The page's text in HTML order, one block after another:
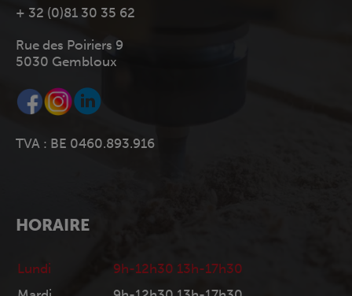
+ 32 (0)81 30 35 62
Rue des Poiriers 9
5030 Gembloux
TVA : BE 0460.893.916
HORAIRE
Lundi
9h-12h30 13h-17h30